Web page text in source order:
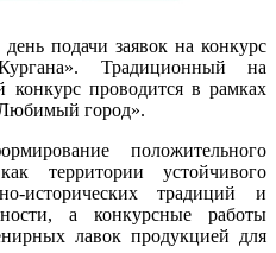
подачи заявок на конкурс
Традиционный на
конкурс проводится в рамках
город».
положительного
территории устойчивого
исторических традиций и
а конкурсные работы
лавок продукцией для